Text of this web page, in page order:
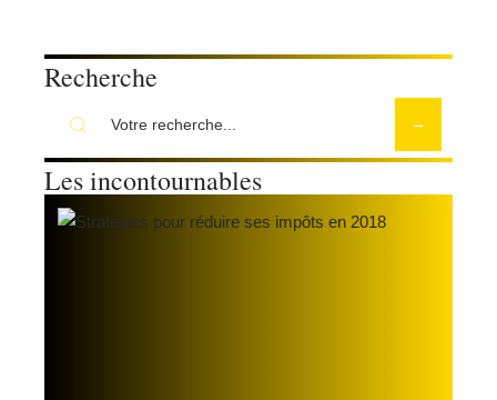
Recherche
Les incontournables